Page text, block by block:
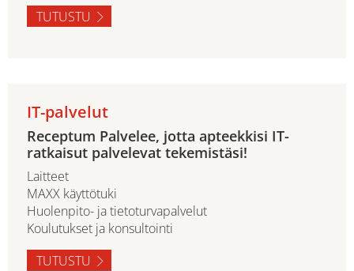
TUTUSTU
IT-palvelut
Receptum Palvelee, jotta apteekkisi IT-
ratkaisut palvelevat tekemistäsi!
Laitteet
MAXX käyttötuki
Huolenpito- ja tietoturvapalvelut
Koulutukset ja konsultointi
TUTUSTU